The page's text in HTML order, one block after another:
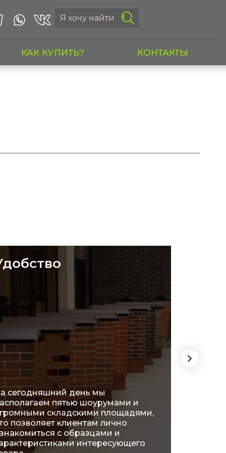
КАК КУПИТЬ? КОНТАКТЫ
сегодняшний день мы
пятью шоурумами и
складскими площадями,
позволяет клиентам лично
с образцами и
интересующего